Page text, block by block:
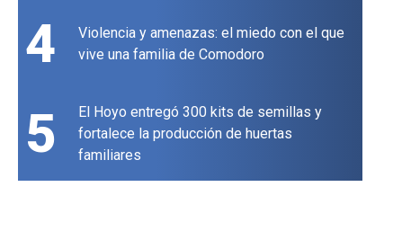
4
Violencia y amenazas: el miedo con el que
vive una familia de Comodoro
5
El Hoyo entregó 300 kits de semillas y
fortalece la producción de huertas
familiares